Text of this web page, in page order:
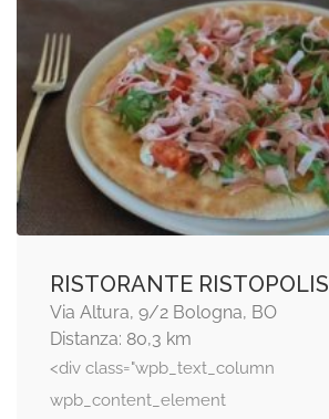
RISTORANTE RISTOPOLIS
Via Altura, 9/2 Bologna, BO
Distanza: 80,3 km
<div class="wpb_text_column
wpb_content_element